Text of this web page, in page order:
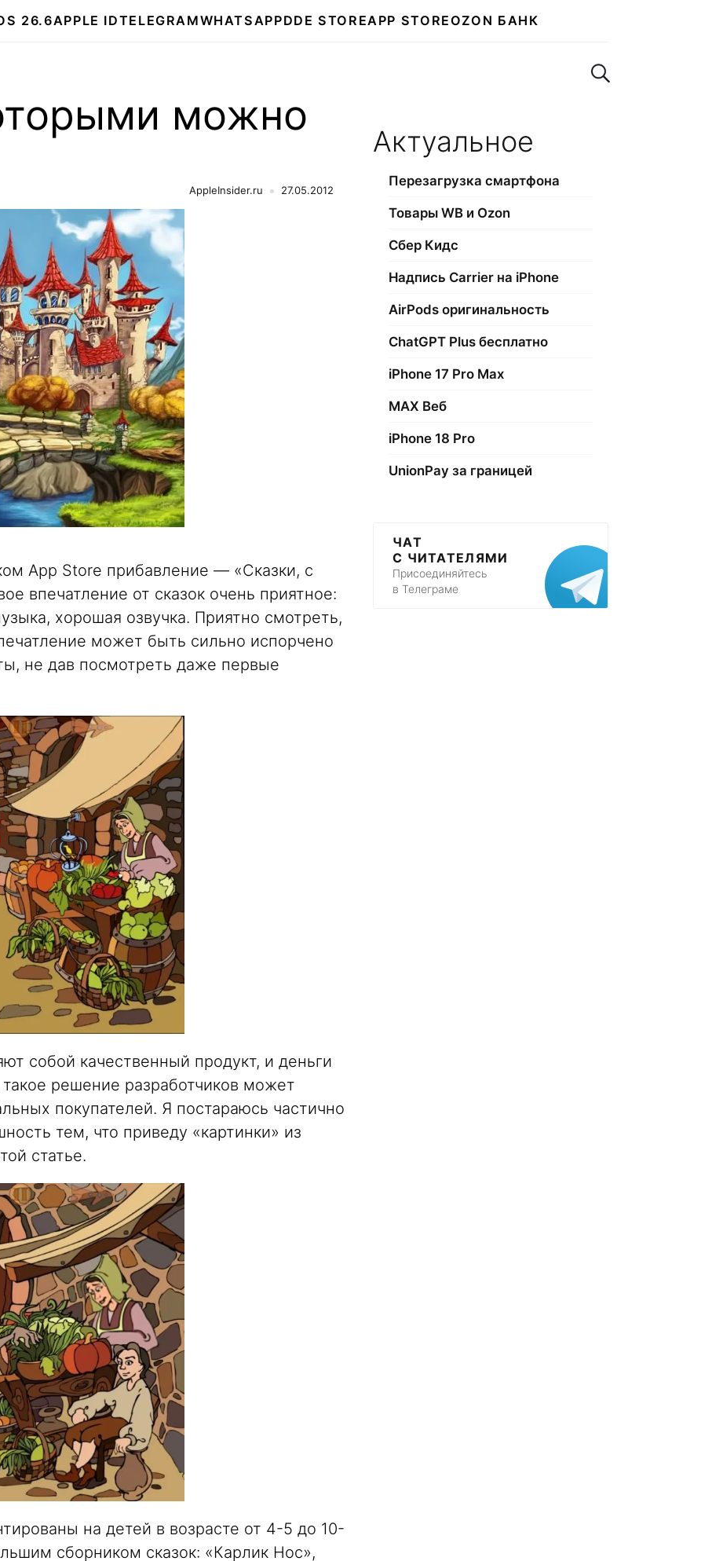
26.6APPLE IDTELEGRAMWHATSAPPDDE STOREAPP STORE OZON БАНК
Поиск по сайту
можно
AppleInsider.ru 27.05.2012
App Store прибавление — «Сказки, с
впечатление от сказок очень приятное:
хорошая озвучка. Приятно смотреть,
может быть сильно испорчено
не дав посмотреть даже первые
собой качественный продукт, и деньги
решение разработчиков может
покупателей. Я постараюсь частично
тем, что приведу «картинки» из
статье.
на детей в возрасте от 4-5 до 10-
сборником сказок: «Карлик Нос»,
Актуальное
Перезагрузка смартфона
Товары WB и Ozon
Сбер Кидс
Надпись Carrier на iPhone
AirPods оригинальность
ChatGPT Plus бесплатно
iPhone 17 Pro Max
МАХ Веб
iPhone 18 Pro
UnionPay за границей
ЧАТ
С ЧИТАТЕЛЯМИ
Присоединяйтесь
в Телеграме